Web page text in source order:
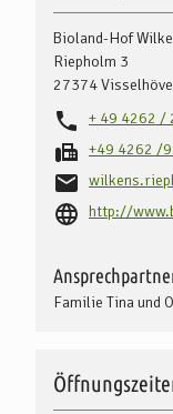
Bioland-Hof
Riepholm 3
27374
+ 49 4262 /
+49 4262 /
http://
Familie Tina und